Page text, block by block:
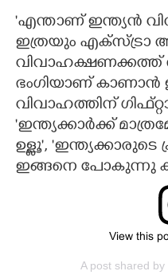
'എന്താണ് ഇന്ത്യൻ
ഇത്രയും എക്സ്ട്രാ
ഭംഗിയാണ് കാണാൻ
വിവാഹത്തിന്
'ഇന്ത്യക്കാർക്ക്
ഉള്ളൂ', 'ഇന്ത്യക്കാരുടെ
ഇങ്ങനെ പോകുന്നു
View this
A post shared